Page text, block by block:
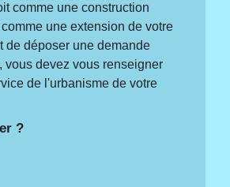
comme une construction
une extension de votre
de déposer une demande
vous devez vous renseigner
de l'urbanisme de votre
?